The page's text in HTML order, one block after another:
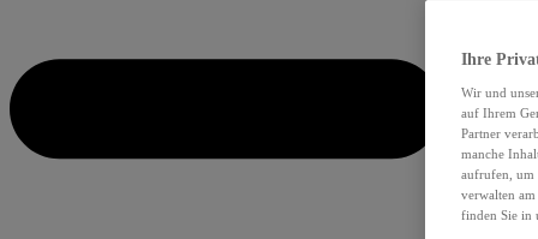
Ihre
Wir und
auf Ihrem
Partner
manche
aufrufen, um
verwalten
finden Sie in